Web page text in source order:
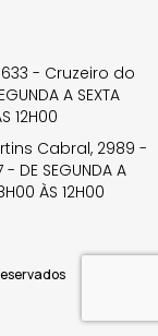
- Cruzeiro do
A SEXTA
12H00
Cabral, 2989 -
SEGUNDA A
ÀS 12H00